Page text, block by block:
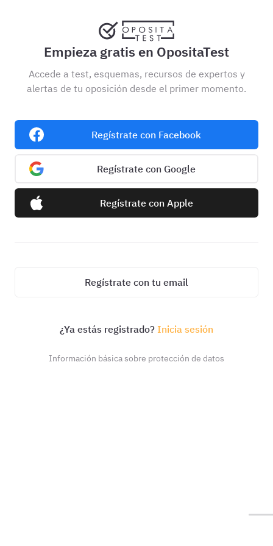
Empieza gratis en OpositaTest
Accede a test, esquemas, recursos de expertos y
alertas de tu oposición desde el primer momento.
Regístrate con Facebook
Regístrate con Google
Regístrate con Apple
Regístrate con tu email
¿Ya estás registrado? Inicia sesión
Información básica sobre protección de datos